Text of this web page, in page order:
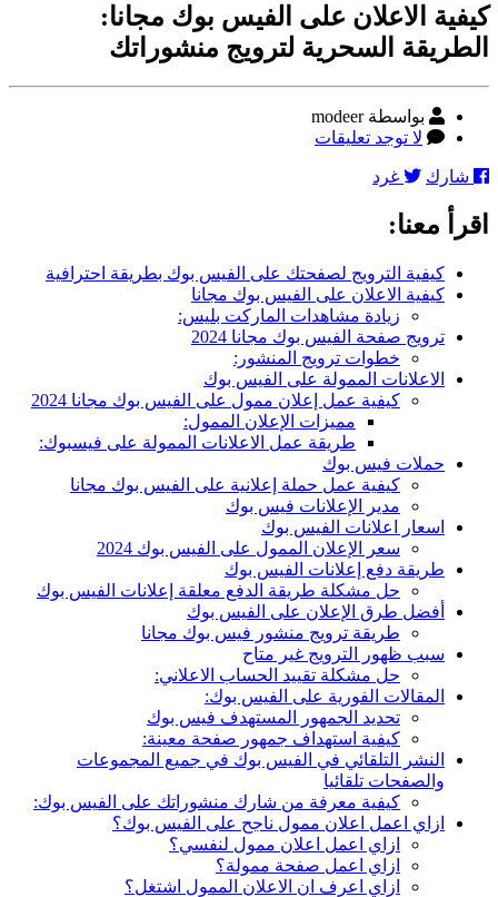
كيفية الاعلان على الفيس بوك مجانا:
الطريقة السحرية لترويج منشوراتك
كاتب
المقالة
بواسطة modeer
لا توجد تعليقات
مجانا:
الطريقة
السحرية
لترويج
منشوراتك
شارك غرد
اقرأ معنا:
كيفية الترويج لصفحتك على الفيس بوك بطريقة احترافية
كيفية الاعلان على الفيس بوك مجانا
زيادة مشاهدات الماركت بليس:
ترويج صفحة الفيس بوك مجانا 2024
خطوات ترويج المنشور:
الاعلانات الممولة على الفيس بوك
كيفية عمل إعلان ممول على الفيس بوك مجانا 2024
مميزات الإعلان الممول:
طريقة عمل الاعلانات الممولة على فيسبوك:
حملات فيس بوك
كيفية عمل حملة إعلانية على الفيس بوك مجانا
مدير الإعلانات فيس بوك
اسعار اعلانات الفيس بوك
سعر الإعلان الممول على الفيس بوك 2024
طريقة دفع إعلانات الفيس بوك
حل مشكلة طريقة الدفع معلقة إعلانات الفيس بوك
أفضل طرق الإعلان على الفيس بوك
طريقة ترويج منشور فيس بوك مجانا
سبب ظهور الترويج غير متاح
حل مشكلة تقييد الحساب الاعلاني:
المقالات الفورية على الفيس بوك:
تحديد الجمهور المستهدف فيس بوك
كيفية استهداف جمهور صفحة معينة:
النشر التلقائي في الفيس بوك في جميع المجموعات
والصفحات تلقائيا
كيفية معرفة من شارك منشوراتك على الفيس بوك:
ازاي اعمل اعلان ممول ناجح على الفيس بوك؟
ازاي اعمل اعلان ممول لنفسي؟
ازاي اعمل صفحة ممولة؟
ازاي اعرف ان الاعلان الممول اشتغل؟